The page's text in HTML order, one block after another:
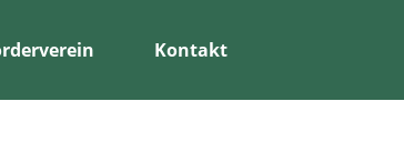
Kontakt